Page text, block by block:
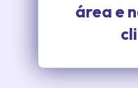
área e